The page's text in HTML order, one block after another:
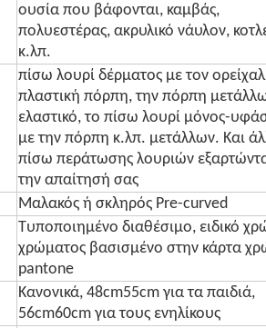
ουσία που βάφονται, καμβάς,
πολυεστέρας, ακρυλικό νάυλον,
κ.λπ.
πίσω λουρί δέρματος με τον
πλαστική πόρπη, την πόρπη
ελαστικό, το πίσω λουρί μόνος-
με την πόρπη κ.λπ. μετάλλων. Και
πίσω περάτωσης λουριών
την απαίτησή σας
Μαλακός ή σκληρός Pre-curved
Τυποποιημένο διαθέσιμο, ειδικό
χρώματος βασισμένο στην κάρτα
pantone
Κανονικά, 48cm55cm για τα παιδιά,
56cm60cm για τους ενηλίκους